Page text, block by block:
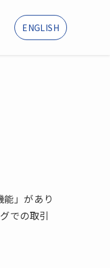
ENGLISH
」があり
での取引